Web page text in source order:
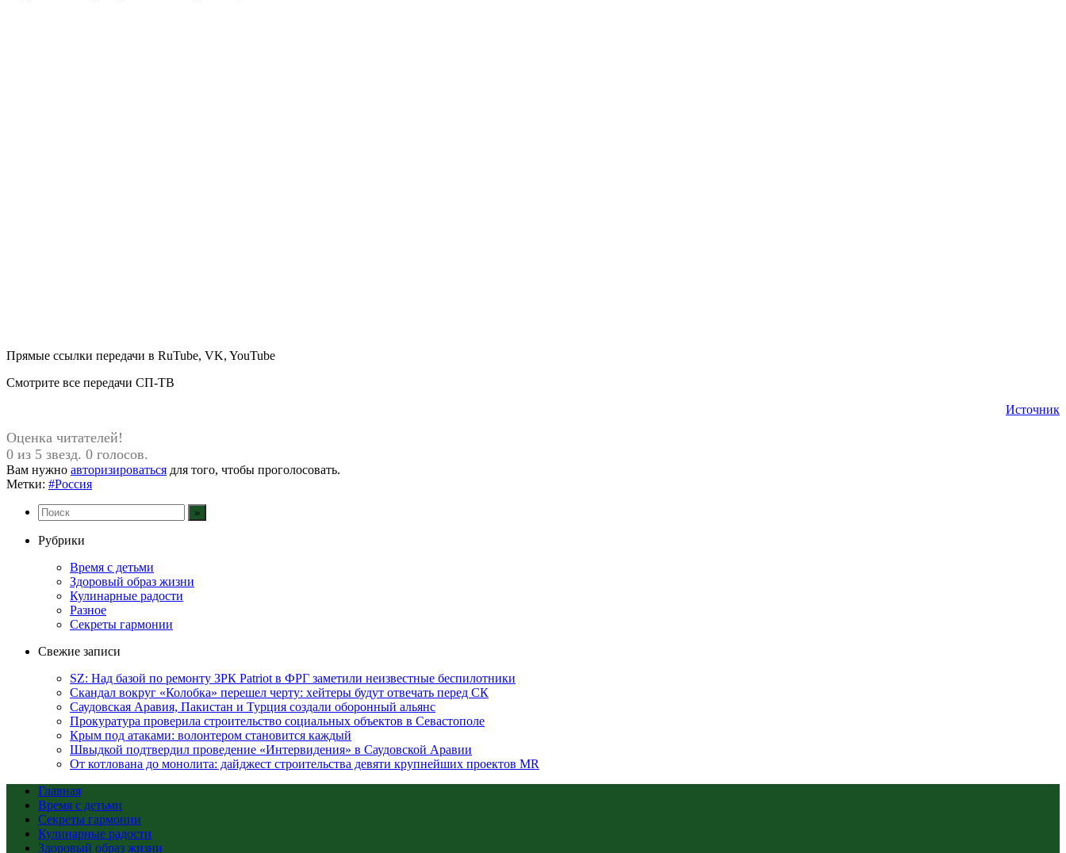
Прямые ссылки передачи в RuTube, VK, YouTube
Смотрите все передачи СП-ТВ
Источник
Оценка читателей!
0 из 5 звезд. 0 голосов.
Вам нужно авторизироваться для того, чтобы проголосовать.
Метки: #Россия
Рубрики
Время с детьми
Здоровый образ жизни
Кулинарные радости
Разное
Секреты гармонии
Свежие записи
SZ: Над базой по ремонту ЗРК Patriot в ФРГ заметили неизвестные беспилотники
Скандал вокруг «Колобка» перешел черту: хейтеры будут отвечать перед СК
Саудовская Аравия, Пакистан и Турция создали оборонный альянс
Прокуратура проверила строительство социальных объектов в Севастополе
Крым под атаками: волонтером становится каждый
Швыдкой подтвердил проведение «Интервидения» в Саудовской Аравии
От котлована до монолита: дайджест строительства девяти крупнейших проектов MR
Главная
Время с детьми
Секреты гармонии
Кулинарные радости
Здоровый образ жизни